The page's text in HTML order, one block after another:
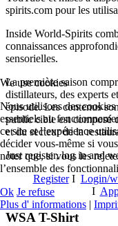
spirits.com pour les
Inside World-Spirits
connaissances
sensorielles.
La première saison
distillateurs, des experts
épisode. Les contenus
public cible est composé
et du secteur de la
Just register, log in and
RegisterI Login/
I
WSA T-Shirt
We use cookies
Nous utilisons des
essentiels au
ce site et l’expérience
décider vous-même si
noter que, si vous les
l’ensemble des
Ok Je refuse
Plus d' informations |